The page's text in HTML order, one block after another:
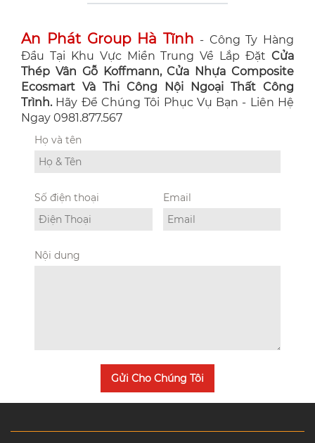
An Phát Group Hà Tĩnh - Công Ty Hàng
Đầu Tại Khu Vực Miền Trung Về Lắp Đặt Cửa
Thép Vân Gỗ Koffmann, Cửa Nhựa Composite
Ecosmart Và Thi Công Nội Ngoại Thất Công
Trình. Hãy Để Chúng Tôi Phục Vụ Bạn - Liên Hệ
Ngay 0981.877.567
Họ và tên
Số điện thoại Email
Nội dung
Gửi Cho Chúng Tôi